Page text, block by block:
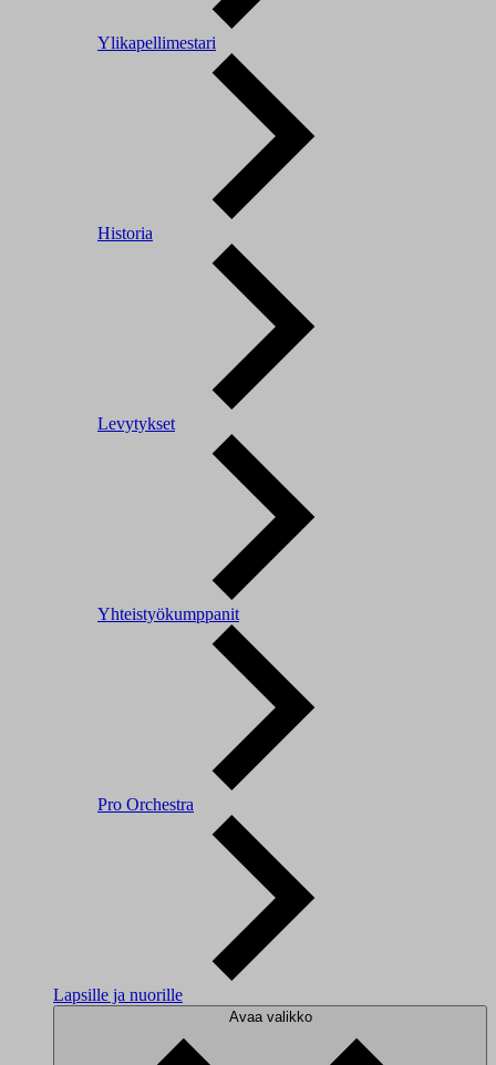
Ylikapellimestari
Historia
Levytykset
Yhteistyökumppanit
Pro Orchestra
Lapsille ja nuorille
Avaa valikko